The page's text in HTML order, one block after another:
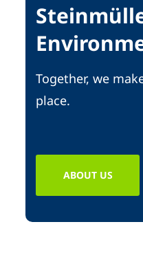
Together, we
place.
ABOUT US